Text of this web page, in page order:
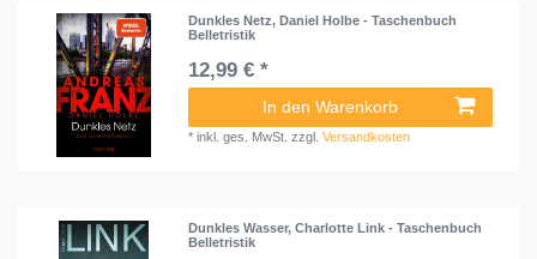
Dunkles Netz, Daniel Holbe - Taschenbuch
Belletristik
12,99 € *
In den Warenkorb
*inkl. ges. MwSt. zzgl.Versandkosten
Dunkles Wasser, Charlotte Link - Taschenbuch
Belletristik